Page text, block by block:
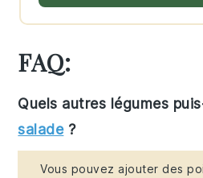
FAQ:
Quels autres légumes
salade?
Vous pouvez ajouter des